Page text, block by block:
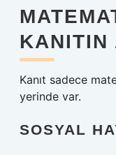
KANITIN
Kanıt sadece
yerinde var.
SOSYAL